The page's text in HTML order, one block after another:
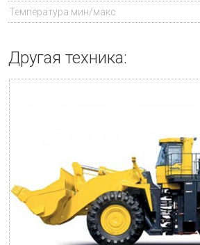
Температура мин/макс
Другая техника: